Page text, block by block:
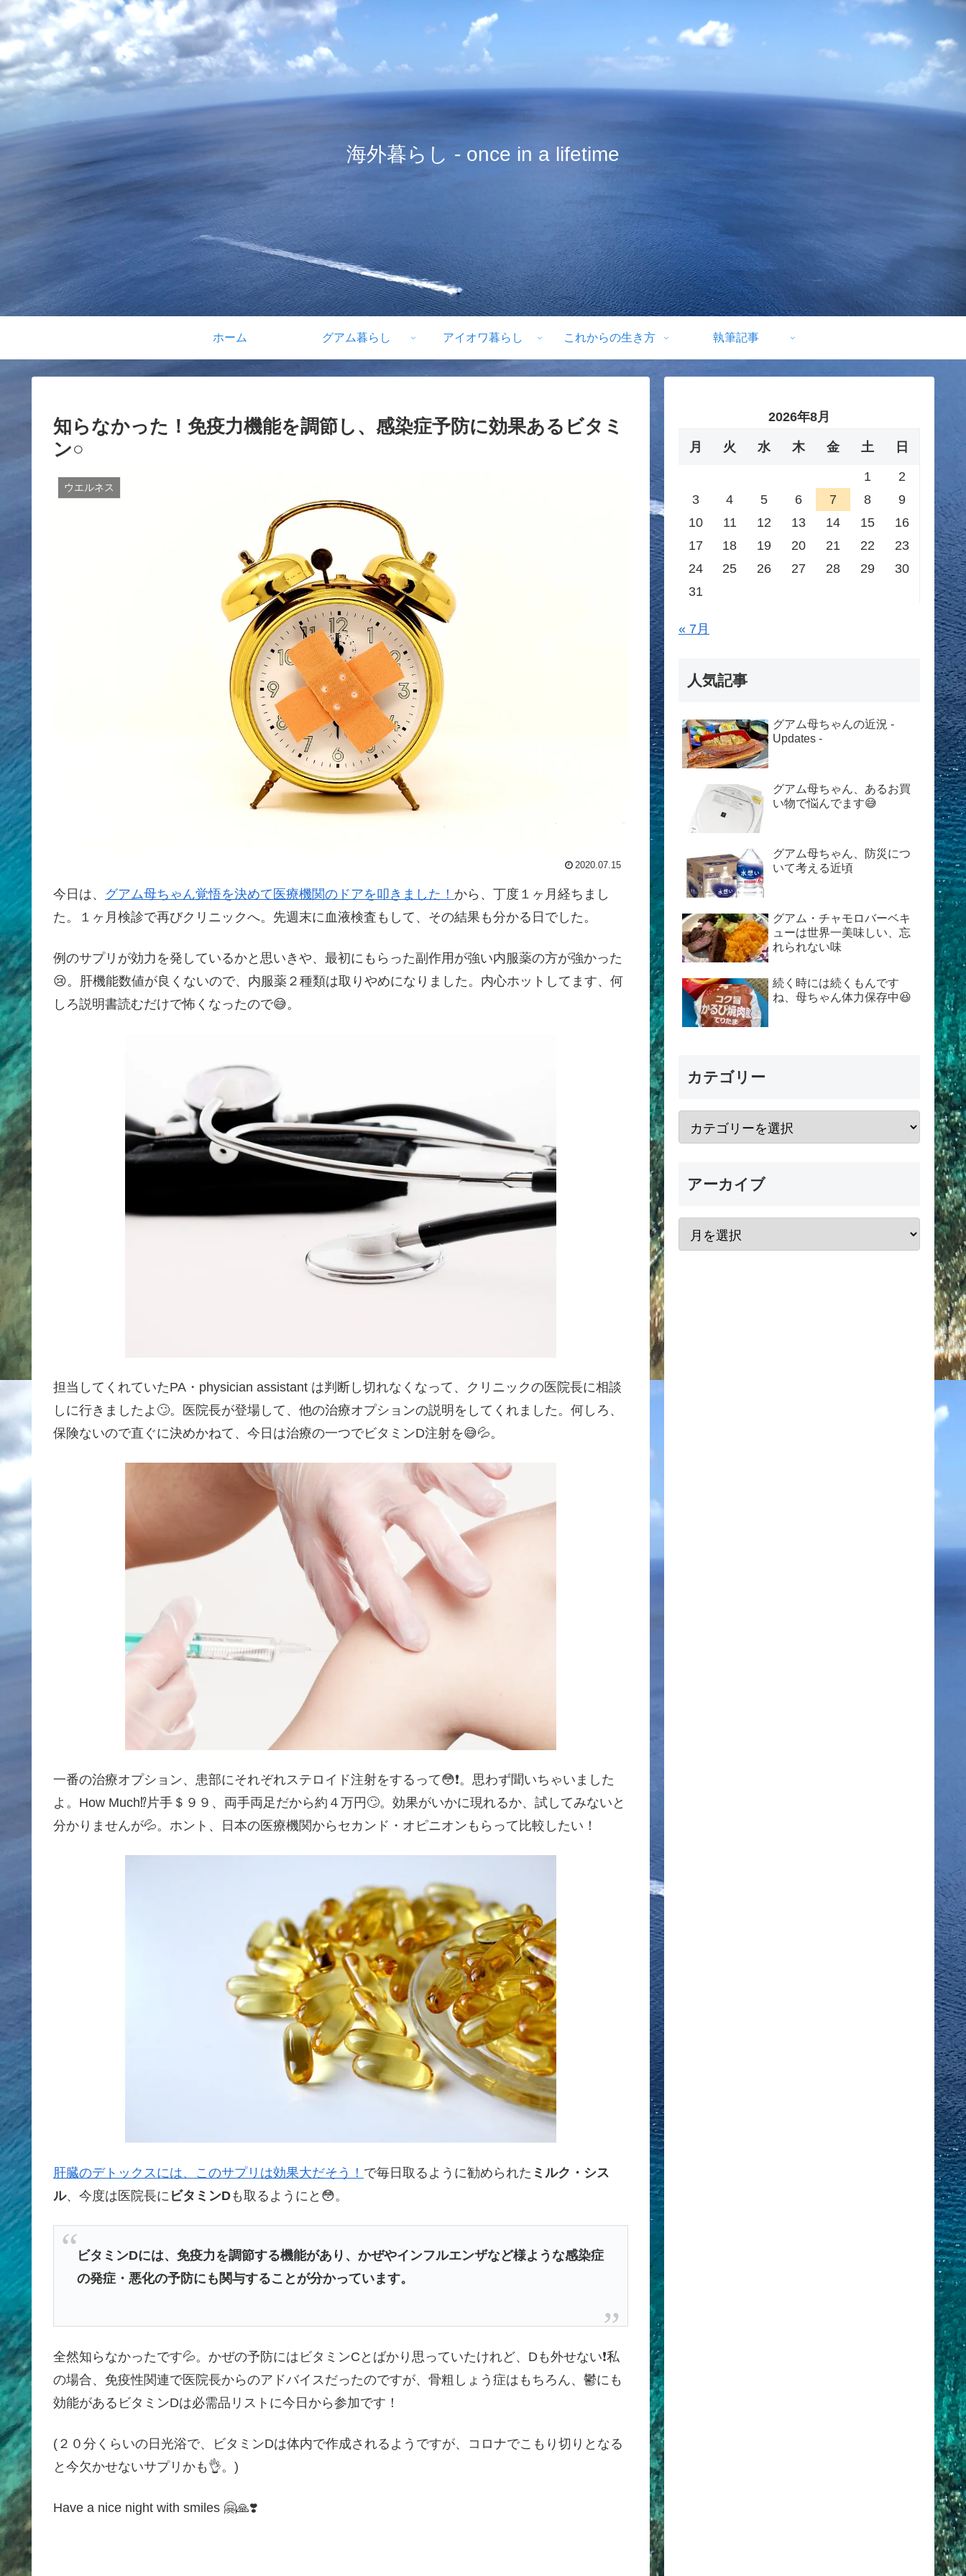
海外暮らし - once in a lifetime
ホーム グアム暮らし アイオワ暮らし これからの生き方 執筆記事
知らなかった！免疫力機能を調節し、感染症予防に効果あるビタミ
ン○
ウエルネス
2020.07.15
今日は、 グアム母ちゃん覚悟を決めて医療機関のドアを叩きました！ から、丁度１ヶ月経ちまし
た。１ヶ月検診で再びクリニックへ。先週末に血液検査もして、その結果も分かる日でした。
例のサプリが効力を発しているかと思いきや、最初にもらった副作用が強い内服薬の方が強かった
😢。肝機能数値が良くないので、内服薬２種類は取りやめになりました。内心ホットしてます、何
しろ説明書読むだけで怖くなったので😅。
担当してくれていたPA・physician assistant は判断し切れなくなって、クリニックの医院長に相談
しに行きましたよ🙄。医院長が登場して、他の治療オプションの説明をしてくれました。何しろ、
保険ないので直ぐに決めかねて、今日は治療の一つでビタミンD注射を😅💦。
一番の治療オプション、患部にそれぞれステロイド注射をするって😳❗️。思わず聞いちゃいました
よ。How Much⁉️片手＄９９、両手両足だから約４万円🙄。効果がいかに現れるか、試してみないと
分かりませんが💦。ホント、日本の医療機関からセカンド・オピニオンもらって比較したい！
肝臓のデトックスには、このサプリは効果大だそう！ で毎日取るように勧められた ミルク・シス
ル、今度は医院長に ビタミンDも取るようにと😳。
ビタミンDには、免疫力を調節する機能があり、かぜやインフルエンザなど様ような感染症
の発症・悪化の予防にも関与することが分かっています。
全然知らなかったです💦。かぜの予防にはビタミンCとばかり思っていたけれど、Dも外せない❗️私
の場合、免疫性関連で医院長からのアドバイスだったのですが、骨粗しょう症はもちろん、鬱にも
効能があるビタミンDは必需品リストに今日から参加です！
(２０分くらいの日光浴で、ビタミンDは体内で作成されるようですが、コロナでこもり切りとなる
と今欠かせないサプリかも👌。)
Have a nice night with smiles 🤗🙏❣️
2026年8月
月 火 水 木 金 土 日
1
2
3
4 5 6 7 8
9
10
11 12 13 14 15
16
17
18 19 20 21 22
23
24
25 26 27 28 29
30
31
« 7月
人気記事
グアム母ちゃんの近況 -
Updates -
グアム母ちゃん、あるお買
い物で悩んでます😅
グアム母ちゃん、防災につ
いて考える近頃
グアム・チャモロバーベキ
ューは世界一美味しい、忘
れられない味
続く時には続くもんです
ね、母ちゃん体力保存中😆
カテゴリー
アーカイブ